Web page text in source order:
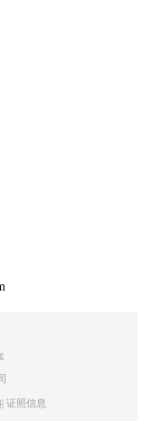
。
行替代处理，从而达
| 证照信息